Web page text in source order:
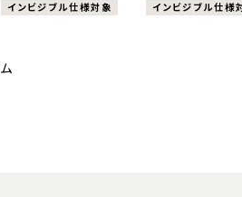
インビジブル仕様対象 インビジブル仕様